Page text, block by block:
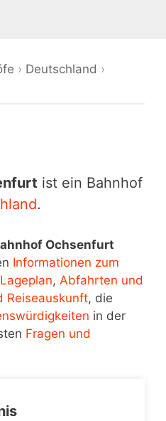
› Deutschland ›
ist ein Bahnhof
.
Ochsenfurt
Informationen zum
, Abfahrten und
Reiseauskunft, die
in der
Fragen und